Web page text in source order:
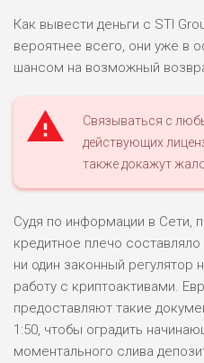
Как вывести деньги с STI
вероятнее всего, они уже в
шансом на возможный
Связываться с
действующих
также докажут
Судя по информации в Сети,
кредитное плечо
ни один законный регулятор
работу с криптоактивами.
предоставляют такие
1:50, чтобы оградить
моментального слива